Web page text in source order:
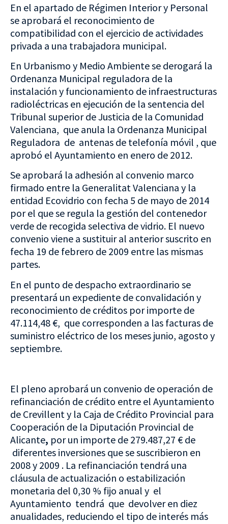
En el apartado de Régimen Interior y Personal
se aprobará el reconocimiento de
compatibilidad con el ejercicio de actividades
privada a una trabajadora municipal.
En Urbanismo y Medio Ambiente se derogará la
Ordenanza Municipal reguladora de la
instalación y funcionamiento de infraestructuras
radioléctricas en ejecución de la sentencia del
Tribunal superior de Justicia de la Comunidad
Valenciana, que anula la Ordenanza Municipal
Reguladora de antenas de telefonía móvil , que
aprobó el Ayuntamiento en enero de 2012.
Se aprobará la adhesión al convenio marco
firmado entre la Generalitat Valenciana y la
entidad Ecovidrio con fecha 5 de mayo de 2014
por el que se regula la gestión del contenedor
verde de recogida selectiva de vidrio. El nuevo
convenio viene a sustituir al anterior suscrito en
fecha 19 de febrero de 2009 entre las mismas
partes.
En el punto de despacho extraordinario se
presentará un expediente de convalidación y
reconocimiento de créditos por importe de
47.114,48 €, que corresponden a las facturas de
suministro eléctrico de los meses junio, agosto y
septiembre.
El pleno aprobará un convenio de operación de
refinanciación de crédito entre el Ayuntamiento
de Crevillent y la Caja de Crédito Provincial para
Cooperación de la Diputación Provincial de
Alicante, por un importe de 279.487,27 € de
diferentes inversiones que se suscribieron en
2008 y 2009 . La refinanciación tendrá una
cláusula de actualización o estabilización
monetaria del 0,30 % fijo anual y el
Ayuntamiento tendrá que devolver en diez
anualidades, reduciendo el tipo de interés más